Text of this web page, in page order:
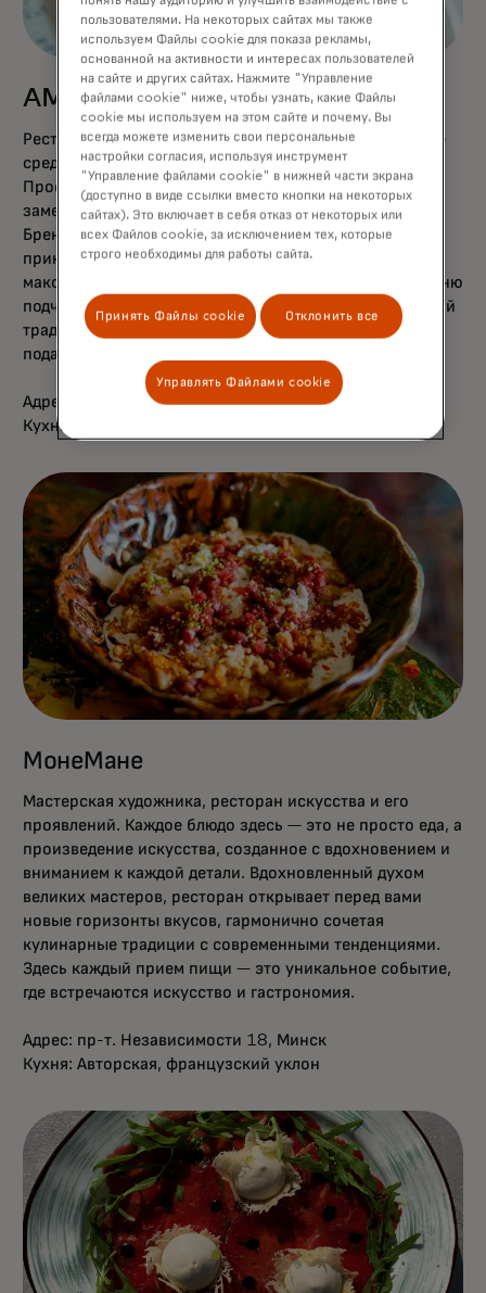
AMO Restaurant & Bar
Ресторан AMO представляет современное прочтение
средиземноморской кухни в центре Минска.
Проект стартовал летом 2024 года и сразу занял
заметное место на гастрономической карте города.
Бренд-шеф Виталий Протько строит работу на двух
принципах: высокое качество продуктов и
максимальное раскрытие их естественного вкуса. Меню
подчеркивает свежесть и легкость средиземноморской
традиции, предлагая знакомые акценты в актуальной
подаче.
Адрес: ул. Карла Маркса 8, Минск.
Кухня: Средиземноморская
МонеМане
Мастерская художника, ресторан искусства и его
проявлений. Каждое блюдо здесь — это не просто еда, а
произведение искусства, созданное с вдохновением и
вниманием к каждой детали. Вдохновленный духом
великих мастеров, ресторан открывает перед вами
новые горизонты вкусов, гармонично сочетая
кулинарные традиции с современными тенденциями.
Здесь каждый прием пищи — это уникальное событие,
где встречаются искусство и гастрономия.
Адрес: пр-т. Независимости 18, Минск
Кухня: Авторская, французский уклон
пользователями. На некоторых сайтах мы также
используем Файлы cookie для показа рекламы,
основанной на активности и интересах пользователей
на сайте и других сайтах. Нажмите "Управление
файлами cookie" ниже, чтобы узнать, какие Файлы
cookie мы используем на этом сайте и почему. Вы
всегда можете изменить свои персональные
настройки согласия, используя инструмент
"Управление файлами cookie" в нижней части экрана
(доступно в виде ссылки вместо кнопки на некоторых
сайтах). Это включает в себя отказ от некоторых или
всех Файлов cookie, за исключением тех, которые
строго необходимы для работы сайта.
Принять Файлы cookie Отклонить все
Управлять Файлами cookie